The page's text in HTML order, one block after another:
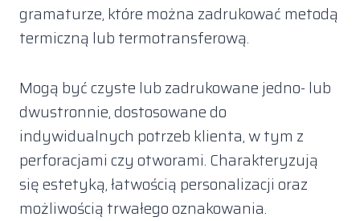
gramaturze, które można zadrukować metodą
termiczną lub termotransferową.
Mogą być czyste lub zadrukowane jedno- lub
dwustronnie, dostosowane do
indywidualnych potrzeb klienta, w tym z
perforacjami czy otworami. Charakteryzują
się estetyką, łatwością personalizacji oraz
możliwością trwałego oznakowania.